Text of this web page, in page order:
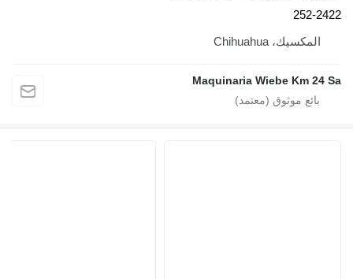
252-2422
المكسيك، Chihuahua
Maquinaria Wiebe Km 24 Sa